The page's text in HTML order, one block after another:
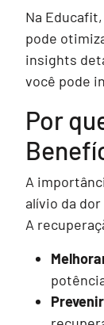
Na
pode
insights
você pode
Por
A
alívio da
A